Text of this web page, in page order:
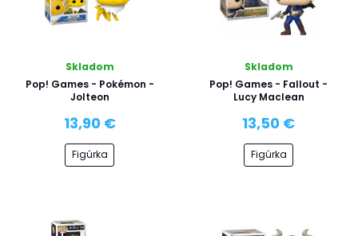
Skladom
Pop! Games - Pokémon -
Jolteon
13,90 €
Figúrka
Skladom
Pop! Games - Fallout -
Lucy Maclean
13,50 €
Figúrka